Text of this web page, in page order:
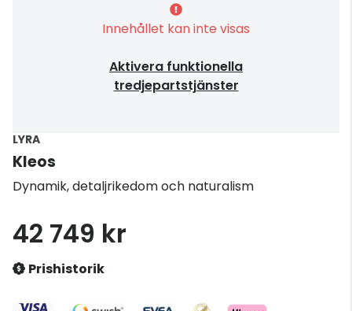
Innehållet kan inte visas
Aktivera funktionella
tredjepartstjänster
LYRA
Kleos
Dynamik, detaljrikedom och naturalism
42 749 kr
Prishistorik